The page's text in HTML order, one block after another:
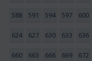
588 591 594 597 600
624 627 630 633 636
660 663 666 669 672